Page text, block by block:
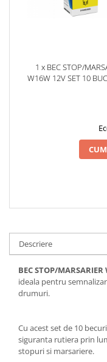
1 x BEC STOP/
W16W 12V SET 10
Descriere
BEC STOP/
ideala pentru
drumuri.
Cu acest set de 10
siguranta rutiera prin
stopuri si marsariere.